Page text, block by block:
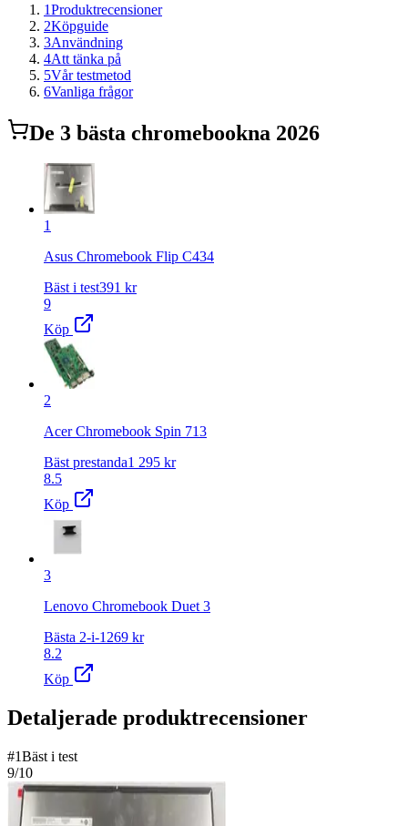
1Produktrecensioner
2Köpguide
3Användning
4Att tänka på
5Vår testmetod
6Vanliga frågor
De 3 bästa chromebookna 2026
1
Asus Chromebook Flip C434
Bäst i test391 kr
9
Köp
2
Acer Chromebook Spin 713
Bäst prestanda1 295 kr
8.5
Köp
3
Lenovo Chromebook Duet 3
Bästa 2-i-1269 kr
8.2
Köp
Detaljerade produktrecensioner
#1Bäst i test
9/10